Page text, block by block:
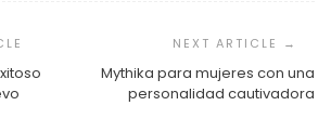
Mythika para mujeres con una
personalidad cautivadora